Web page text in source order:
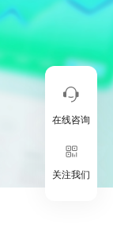
在线咨询
关注我们